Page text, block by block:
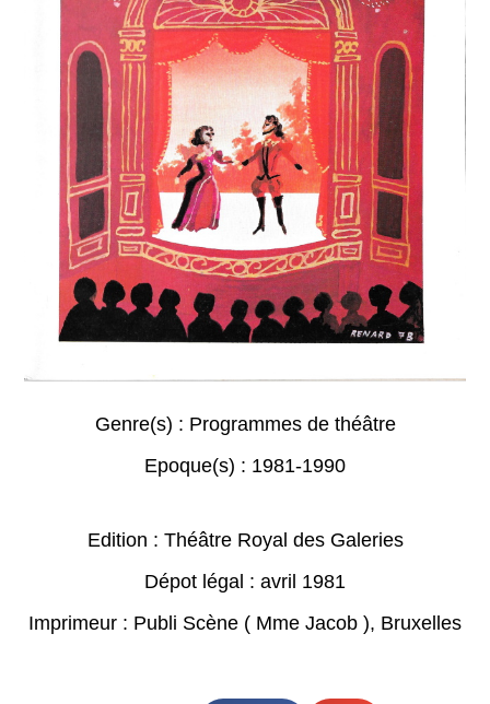
Genre(s) : Programmes de théâtre
Epoque(s) : 1981-1990
Edition : Théâtre Royal des Galeries
Dépot légal : avril 1981
Imprimeur : Publi Scène ( Mme Jacob ), Bruxelles